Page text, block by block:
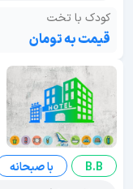
کودک با تخت
قیمت به تومان
B.B
با صبحانه